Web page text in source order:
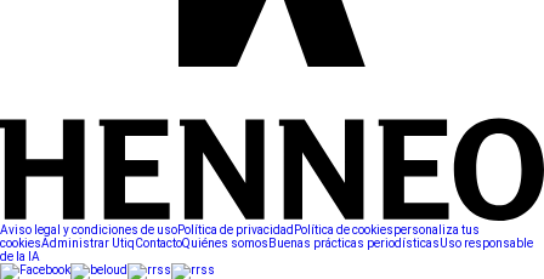
Aviso legal y condiciones de usoPolítica de privacidad Política de cookiespersonaliza tus
cookiesAdministrar UtiqContactoQuiénes somos Buenas prácticas periodísticasUso responsable
de la IA